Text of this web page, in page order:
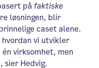
på faktiske
løsningen, blir
caset alene.
vi utvikler
virksomhet, men
sier Hedvig.